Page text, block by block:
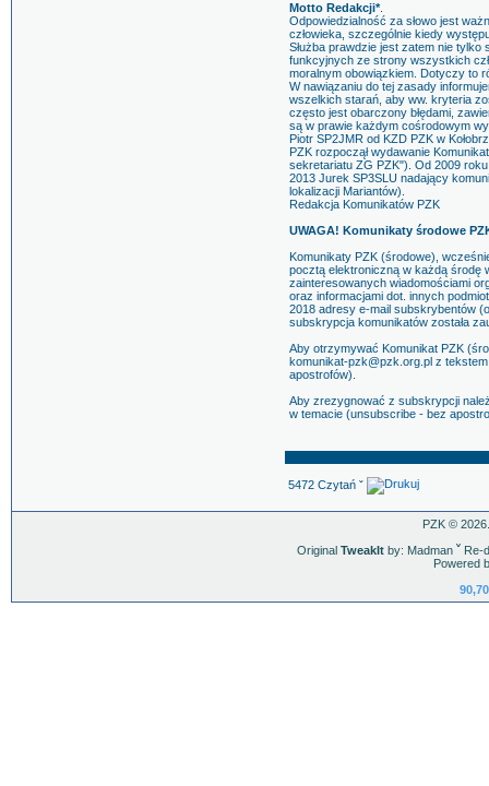
Motto Redakcji*.
Odpowiedzialność za słowo jest
człowieka, szczególnie kiedy
Służba prawdzie jest zatem nie tylko
funkcyjnych ze strony wszystkich
moralnym obowiązkiem. Dotyczy to
W nawiązaniu do tej zasady
wszelkich starań, aby ww. kryteria
często jest obarczony błędami,
są w prawie każdym cośrodowym
Piotr SP2JMR od KZD PZK w
PZK rozpoczął wydawanie
sekretariatu ZG PZK"). Od 2009
2013 Jurek SP3SLU nadający
lokalizacji Mariantów).
Redakcja Komunikatów PZK
UWAGA! Komunikaty środowe
Komunikaty PZK (środowe),
pocztą elektroniczną w każdą środę
zainteresowanych wiadomościami
oraz informacjami dot. innych
2018 adresy e-mail subskrybentów
subskrypcja komunikatów została
Aby otrzymywać Komunikat PZK
komunikat-pzk@pzk.org.pl z
apostrofów).
Aby zrezygnować z subskrypcji
w temacie (unsubscribe - bez
5472 Czytań ˇ
PZK ©
Original TweakItby: Madman ˇRe-
Powered